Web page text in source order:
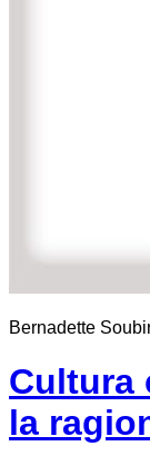
Bernadette
Cultura
la